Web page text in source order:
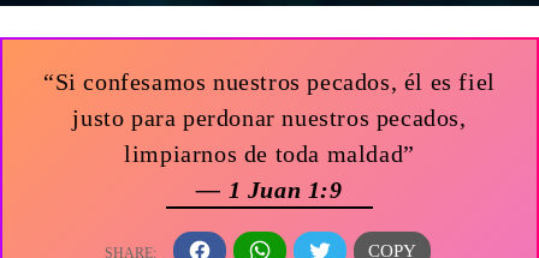
“Si confesamos nuestros pecados, él es fiel
justo para perdonar nuestros pecados,
limpiarnos de toda maldad”
— 1 Juan 1:9